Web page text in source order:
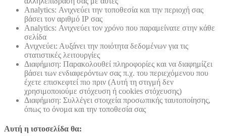
Analytics: Ανιχνεύει την τοποθεσία και την περιοχή σας
βάσει τον αριθμό ΙΡ σας
Analytics: Ανιχνεύει τον χρόνο που παραμείνατε στην κάθε
σελίδα
Ανιχνεύει: Αυξάνει την ποιότητα δεδομένων για τις
στατιστικές λειτουργίες
Διαφήμιση: Παρακολουθεί πληροφορίες και να διαφημίζει
βάσει των ενδιαφερόντων σας π.χ. του περιεχόμενου που
έχετε επισκεφτεί πιο πριν (Αυτή τη στιγμή δεν
χρησιμοποιούμε στόχευση ή cookies στόχευσης)
Διαφήμιση: Συλλέγει στοιχεία προσωπικής ταυτοποίησης,
όπως το όνομα και την τοποθεσία σας
Αυτή η ιστοσελίδα θα: